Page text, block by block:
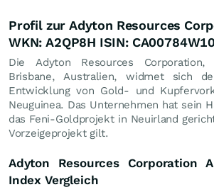
Profil zur Adyton Resources
WKN: A2QP8H ISIN:
Die Adyton Resources
Brisbane, Australien, widmet sich
Entwicklung von Gold- und
Neuguinea. Das Unternehmen hat sein
das Feni-Goldprojekt in Neuirland
Vorzeigeprojekt gilt.
Adyton Resources Corporation
Index Vergleich